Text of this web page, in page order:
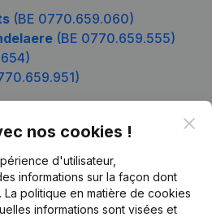
(BE 0770.659.060)
(BE 0770.659.555)
nos cookies !
d'utilisateur,
informations sur la façon dont
La politique en matière de cookies
informations sont visées et
Produit
Informations d’entreprise
Monitoring